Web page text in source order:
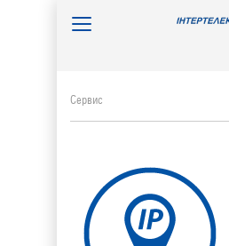
Toggle
Сервис